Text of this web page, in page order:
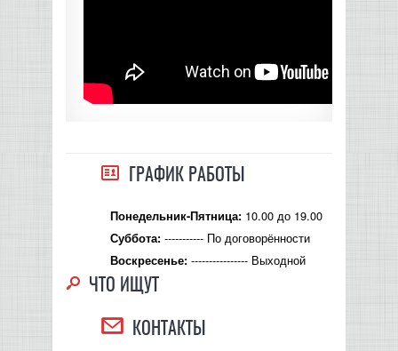
ГРАФИК РАБОТЫ
Понедельник-Пятница: 10.00 до 19.00
Суббота: ----------- По договорённости
Воскресенье: ---------------- Выходной
ЧТО ИЩУТ
КОНТАКТЫ